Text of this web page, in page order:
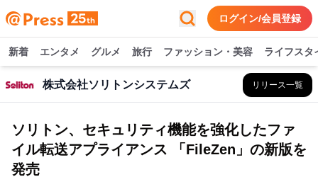
ログイン/会員登録
新着 エンタメ グルメ 旅行 ファッション・美容 ライフスタ
株式会社ソリトンシステムズ リリース一覧
ソリトン、セキュリティ機能を強化したファ
イル転送アプライアンス 「FileZen」の新版を
発売